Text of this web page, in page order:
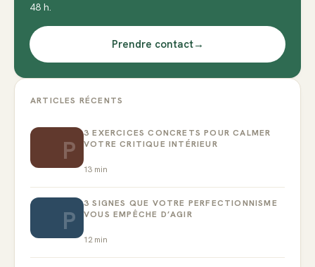
48 h.
Prendre contact→
ARTICLES RÉCENTS
P
3 EXERCICES CONCRETS POUR CALMER
VOTRE CRITIQUE INTÉRIEUR
13 min
P
3 SIGNES QUE VOTRE PERFECTIONNISME
VOUS EMPÊCHE D’AGIR
12min